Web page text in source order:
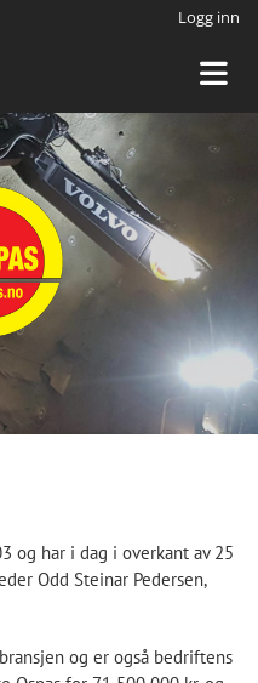
Logg inn
og har i dag i overkant av 25
Odd Steinar Pedersen,
og er også bedriftens